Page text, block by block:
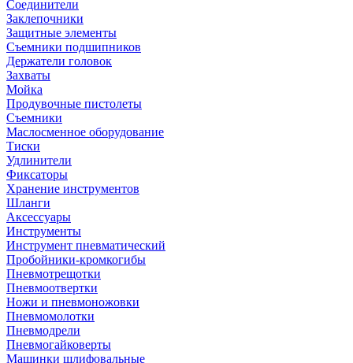
Соединители
Заклепочники
Защитные элементы
Съемники подшипников
Держатели головок
Захваты
Мойка
Продувочные пистолеты
Съемники
Маслосменное оборудование
Тиски
Удлинители
Фиксаторы
Хранение инструментов
Шланги
Аксессуары
Инструменты
Инструмент пневматический
Пробойники-кромкогибы
Пневмотрещотки
Пневмоотвертки
Ножи и пневмоножовки
Пневмомолотки
Пневмодрели
Пневмогайковерты
Машинки шлифовальные